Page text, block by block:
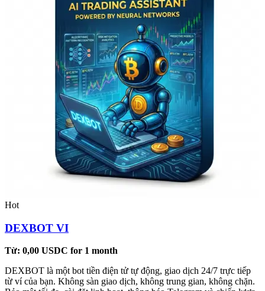
Hot
DEXBOT VI
Từ: 0,00 USDC for 1 month
DEXBOT là một bot tiền điện tử tự động, giao dịch 24/7 trực tiếp
từ ví của bạn. Không sàn giao dịch, không trung gian, không chặn.